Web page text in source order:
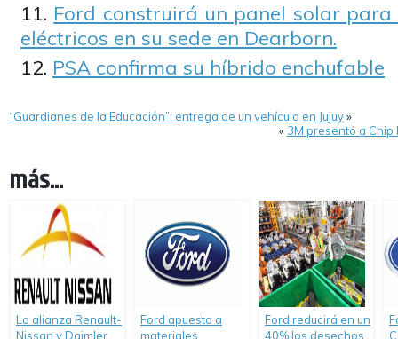
Ford construirá un panel solar
eléctricos en su sede en Dearborn.
PSA confirma su híbrido enchufable
“Guardianes de la Educación”: entrega de un vehículo en Jujuy»
« 3M presentó a Chip
más...
La alianza Renault-
Nissan y Daimler
Ford apuesta a
materiales
Ford reducirá en un
40% los desechos